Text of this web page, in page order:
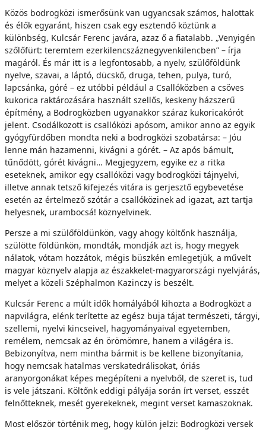
Közös bodrogközi ismerősünk van ugyancsak számos, halottak
és élők egyaránt, hiszen csak egy esztendő köztünk a
különbség, Kulcsár Ferenc javára, azaz ő a fiatalabb. „Venyigén
szőlőfürt: teremtem ezerkilencszáznegyvenkilencben” – írja
magáról. És már itt is a legfontosabb, a nyelv, szülőföldünk
nyelve, szavai, a láptó, dücskő, druga, tehen, pulya, turó,
lapcsánka, góré – ez utóbbi például a Csallóközben a csöves
kukorica raktározására használt szellős, keskeny házszerű
építmény, a Bodrogközben ugyanakkor száraz kukoricakórót
jelent. Csodálkozott is csallóközi apósom, amikor anno az egyik
gyógyfürdőben mondta neki a bodrogközi szobatársa: – Jóu
lenne mán hazamenni, kivágni a górét. – Az após bámult,
tűnődött, górét kivágni… Megjegyzem, egyike ez a ritka
eseteknek, amikor egy csallóközi vagy bodrogközi tájnyelvi,
illetve annak tetsző kifejezés vitára is gerjesztő egybevetése
esetén az értelmező szótár a csallóközinek ad igazat, azt tartja
helyesnek, urambocsá! köznyelvinek.
Persze a mi szülőföldünkön, vagy ahogy költőnk használja,
szülötte földünkön, mondták, mondják azt is, hogy megyek
nálatok, vótam hozzátok, mégis büszkén emlegetjük, a művelt
magyar köznyelv alapja az északkelet-magyarországi nyelvjárás,
melyet a közeli Széphalmon Kazinczy is beszélt.
Kulcsár Ferenc a múlt idők homályából kihozta a Bodrogközt a
napvilágra, elénk terítette az egész buja tájat természeti, tárgyi,
szellemi, nyelvi kincseivel, hagyományaival egyetemben,
remélem, nemcsak az én örömömre, hanem a világéra is.
Bebizonyítva, nem mintha bármit is be kellene bizonyítania,
hogy nemcsak hatalmas verskatedrálisokat, óriás
aranyorgonákat képes megépíteni a nyelvből, de szeret is, tud
is vele játszani. Költőnk eddigi pályája során írt verset, esszét
felnőtteknek, mesét gyerekeknek, megint verset kamaszoknak.
Most először történik meg, hogy külön jelzi: Bodrogközi versek